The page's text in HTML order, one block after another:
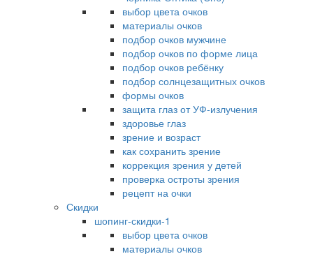
выбор цвета очков
материалы очков
подбор очков мужчине
подбор очков по форме лица
подбор очков ребёнку
подбор солнцезащитных очков
формы очков
защита глаз от УФ-излучения
здоровье глаз
зрение и возраст
как сохранить зрение
коррекция зрения у детей
проверка остроты зрения
рецепт на очки
Скидки
шопинг-скидки-1
выбор цвета очков
материалы очков